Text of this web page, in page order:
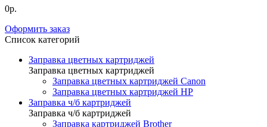
0р.
Оформить заказ
Список категорий
Заправка цветных картриджей
Заправка цветных картриджей
Заправка цветных картриджей Canon
Заправка цветных картриджей HP
Заправка ч/б картриджей
Заправка ч/б картриджей
Заправка картриджей Brother